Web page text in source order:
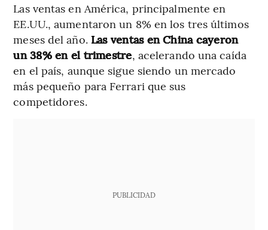
Las ventas en América, principalmente en
EE.UU., aumentaron un 8% en los tres últimos
meses del año. Las ventas en China cayeron
un 38% en el trimestre, acelerando una caída
en el país, aunque sigue siendo un mercado
más pequeño para Ferrari que sus
competidores.
PUBLICIDAD